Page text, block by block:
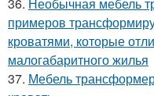
примеров
кроватями, которые
малогабаритного жилья
37. Мебель